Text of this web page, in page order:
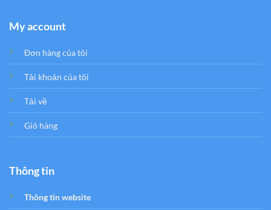
My account
Đơn hàng của tôi
Tải khoản của tôi
Tải về
Giỏ hàng
Thông tin
Thông tin website